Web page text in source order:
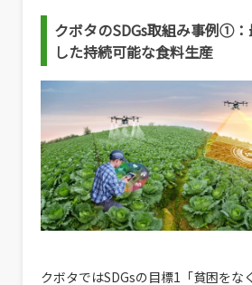
クボタのSDGs取組み事例①：
した持続可能な食料生産
クボタではSDGsの目標1「貧困をな